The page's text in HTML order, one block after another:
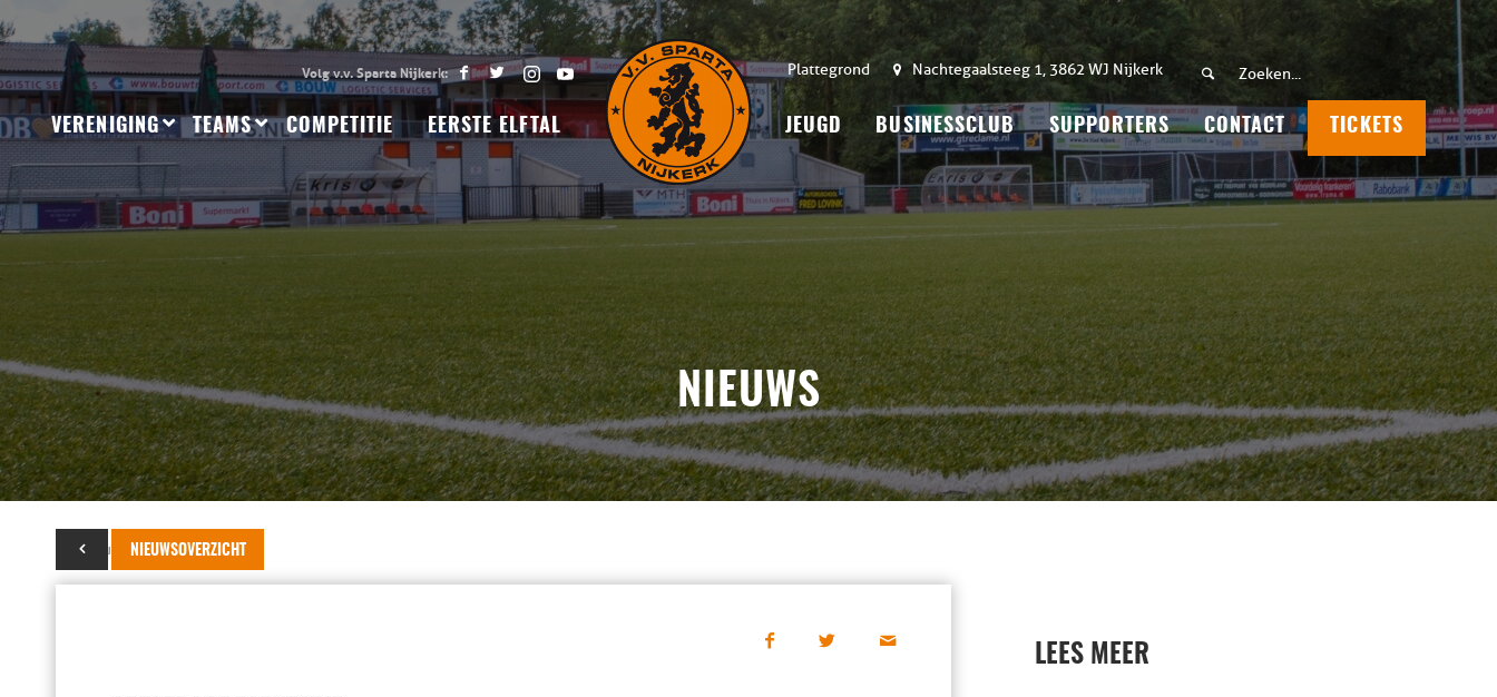
Plattegrond Nachtegaalsteeg 1, 3862 WJ Nijkerk
VERENIGING TEAMS COMPETITIE EERSTE ELFTAL JEUGD BUSINESSCLUB SUPPORTERS CONTACT TICKETS
NIEUWS
NIEUWSOVERZICHT
16 augustus 2016
LEES MEER